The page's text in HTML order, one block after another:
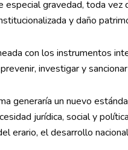
gravedad, toda vez
y daño
con los instrumentos
investigar y
generaría un nuevo
jurídica, social y
erario, el desarrollo